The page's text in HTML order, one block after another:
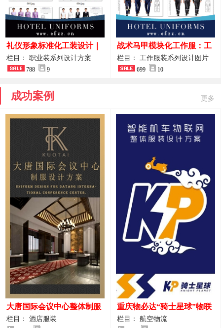
礼仪形象标准化工装设计｜
高端服务业仪态塑造专属职
业装系列
栏目： 职业装系列设计方案
788 9
战术马甲模块化工作服：工
程巡检与设备调试岗位的多
功能收纳设计
栏目： 工作服装系列设计图片
699 10
成功案例 更多
大唐国际会议中心整体制服
设计案例
栏目： 酒店服装
重庆物必达“骑士星球”物联
网派送人员服装设计案例
栏目： 航空物流